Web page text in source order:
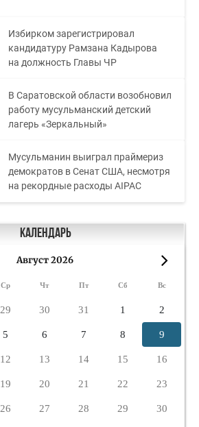
Избирком зарегистрировал
кандидатуру Рамзана Кадырова
на должность Главы ЧР
В Саратовской области возобновил
работу мусульманский детский
лагерь «Зеркальный»
Мусульманин выиграл праймериз
демократов в Сенат США, несмотря
на рекордные расходы AIPAC
Календарь
Август 2026
Ср Чт Пт Сб Вс
29 30 31 1 2
5 6 7 8 9
12 13 14 15 16
19 20 21 22 23
26 27 28 29 30